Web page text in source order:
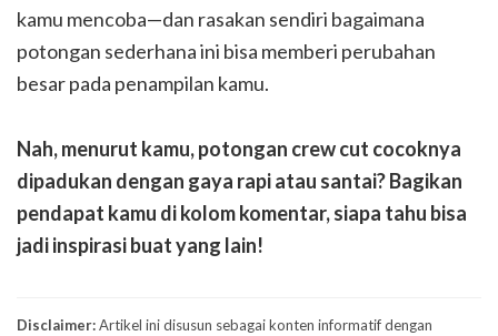
kamu mencoba—dan rasakan sendiri bagaimana
potongan sederhana ini bisa memberi perubahan
besar pada penampilan kamu.
Nah, menurut kamu, potongan crew cut cocoknya
dipadukan dengan gaya rapi atau santai? Bagikan
pendapat kamu di kolom komentar, siapa tahu bisa
jadi inspirasi buat yang lain!
Disclaimer:Artikel ini disusun sebagai konten informatif dengan